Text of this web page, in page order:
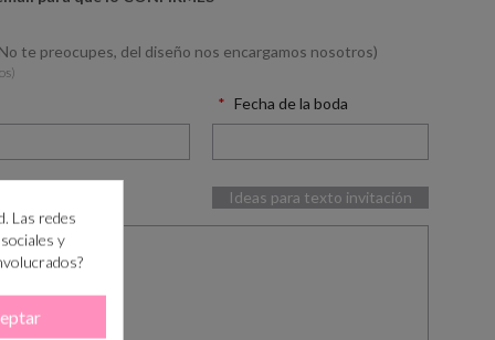
te preocupes, del diseño nos encargamos nosotros)
Fecha de la boda
Ideas para texto invitación
Las redes
y